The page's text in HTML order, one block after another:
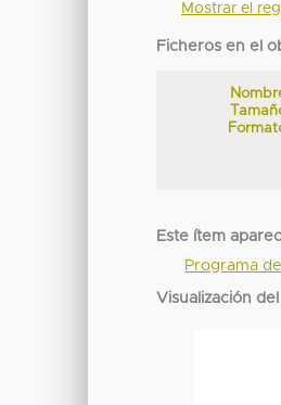
Mostrar el
Ficheros en el
Este ítem
Programa
Visualización